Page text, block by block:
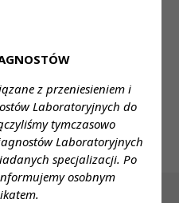
z przeniesieniem i
Laboratoryjnych do
tymczasowo
Laboratoryjnych
specjalizacji. Po
osobnym